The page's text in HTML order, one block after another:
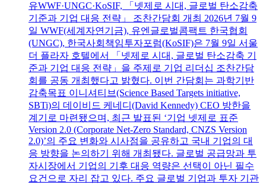
유WWF·UNGC·KoSIF, 「넷제로 시대, 글로벌 탄소감축
기준과 기업 대응 전략」 조찬간담회 개최 2026년 7월 9
일 WWF(세계자연기금), 유엔글로벌콤팩트 한국협회
(UNGC), 한국사회책임투자포럼(KoSIF)은 7월 9일 서울
더 플라자 호텔에서 「넷제로 시대, 글로벌 탄소감축 기
준과 기업 대응 전략」을 주제로 기업 리더십 조찬간담
회를 공동 개최했다고 밝혔다. 이번 간담회는 과학기반
감축목표 이니셔티브(Science Based Targets initiative,
SBTi)의 데이비드 케네디(David Kennedy) CEO 방한을
계기로 마련됐으며, 최근 발표된 ‘기업 넷제로 표준
Version 2.0 (Corporate Net-Zero Standard, CNZS Version
2.0)’의 주요 변화와 시사점을 공유하고 국내 기업의 대
응 방향을 논의하기 위해 개최됐다. 글로벌 공급망과 투
자시장에서 기업의 기후 대응 역량은 선택이 아닌 필수
요건으로 자리 잡고 있다. 주요 글로벌 기업과 투자 기관